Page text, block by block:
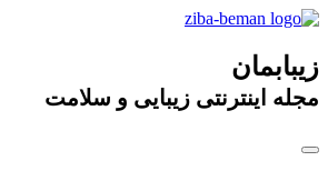
زیبابمان
مجله اینترنتی زیبایی و سلامت